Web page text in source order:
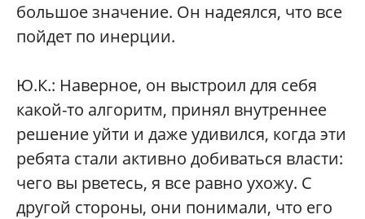
большое значение. Он надеялся, что все
пойдет по инерции.
Ю.К.: Наверное, он выстроил для себя
какой-то алгоритм, принял внутреннее
решение уйти и даже удивился, когда эти
ребята стали активно добиваться власти:
чего вы рветесь, я все равно ухожу. С
другой стороны, они понимали, что его